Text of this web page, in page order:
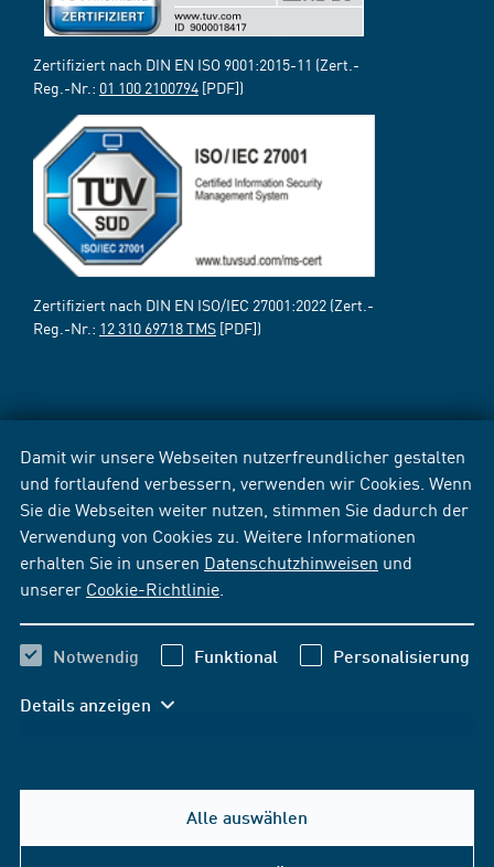
Damit wir unsere Webseiten nutzerfreundlicher gestalten
und fortlaufend verbessern, verwenden wir Cookies. Wenn
Sie die Webseiten weiter nutzen, stimmen Sie dadurch der
Verwendung von Cookies zu. Weitere Informationen
erhalten Sie in unseren Datenschutzhinweisen und
unserer Cookie-Richtlinie
Notwendig Funktional Personalisierung
Details anzeigen
Alle auswählen
Zertifiziert nach DIN EN ISO 9001:2015-11 (Zert.-
Reg.-Nr.: 01 100 2100794 [PDF])
Zertifiziert nach DIN EN ISO/IEC 27001:2022 (Zert.-
Reg.-Nr.: 12 310 69718 TMS [PDF])